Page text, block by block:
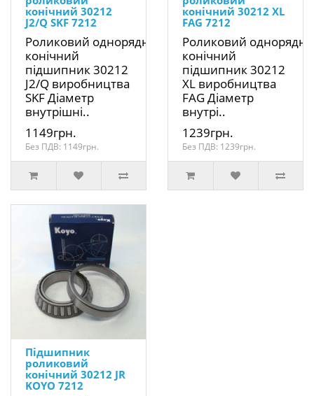
конічний 30212
J2/Q SKF 7212
Роликовий однорядний
конічний
підшипник 30212
J2/Q виробництва
SKF Діаметр
внутрішні..
1149грн.
Без ПДВ: 1149грн.
конічний 30212 XL
FAG 7212
Роликовий
конічний
підшипник 30212
XL виробництва
FAG Діаметр
внутрі..
1239грн.
Без ПДВ: 1239грн.
Підшипник
роликовий
конічний 30212 JR
KOYO 7212